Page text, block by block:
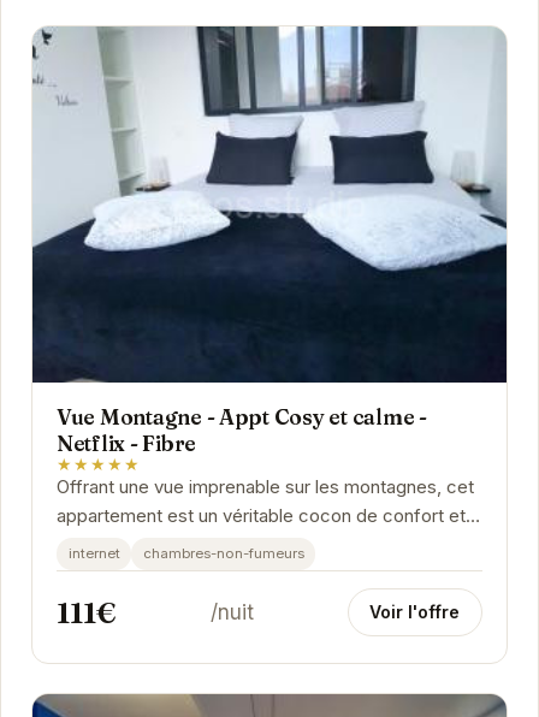
Vue Montagne - Appt Cosy et calme -
Netflix - Fibre
★★★★★
Offrant une vue imprenable sur les montagnes, cet
appartement est un véritable cocon de confort et
de tranquillité. Idéalement situé à Grenoble,...
internet chambres-non-fumeurs
111€ /nuit Voir l'offre